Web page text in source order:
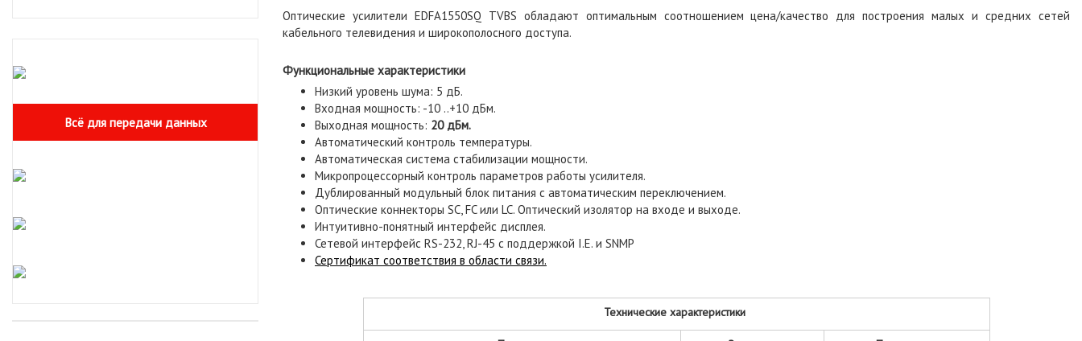
Всё для передачи данных
Оптические усилители EDFA1550SQ TVBS обладают оптимальным соотношением цена/качество для построения малых и средних сетей
кабельного телевидения и широкополосного доступа.
Функциональные характеристики
Низкий уровень шума: 5 дБ.
Входная мощность: -10 ..+10 дБм.
Выходная мощность: 20 дБм.
Автоматический контроль температуры.
Автоматическая система стабилизации мощности.
Микропроцессорный контроль параметров работы усилителя.
Дублированный модульный блок питания с автоматическим переключением.
Оптические коннекторы SC, FC или LC. Оптический изолятор на входе и выходе.
Интуитивно-понятный интерфейс дисплея.
Сетевой интерфейс RS-232, RJ-45 с поддержкой I.E. и SNMP
Сертификат соответствия в области связи.
Технические характеристики